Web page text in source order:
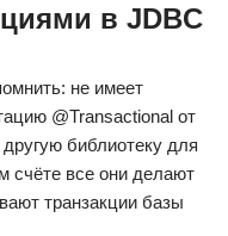
в JDBC
не имеет
@Transactional от
библиотеку для
счёте все они делают
транзакции базы